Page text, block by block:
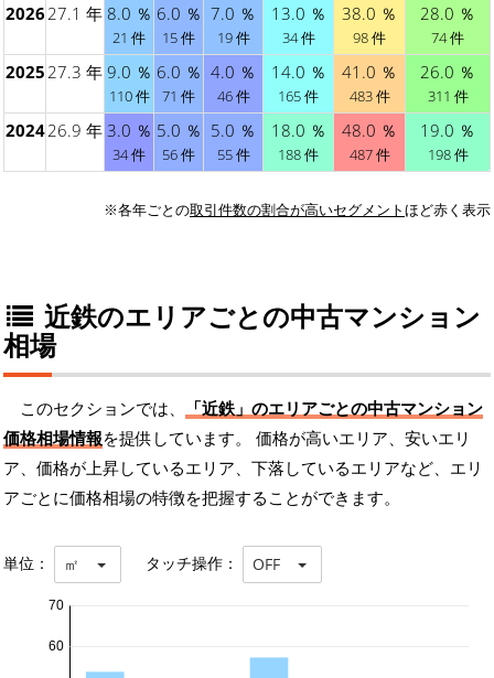
202627.1 年 8.0 ％
21 件
6.0 ％
15 件
7.0 ％
19 件
13.0 ％
34 件
38.0 ％
98 件
28.0 ％
74 件
202527.3 年 9.0 ％
110 件
6.0 ％
71 件
4.0 ％
46 件
14.0 ％
165 件
41.0 ％
483 件
26.0 ％
311 件
202426.9 年 3.0 ％
34 件
5.0 ％
56 件
5.0 ％
55 件
18.0 ％
188 件
48.0 ％
487 件
19.0 ％
198 件
※各年ごとの取引件数の割合が高いセグメントほど赤く表示
近鉄のエリアごとの中古マンション
相場
このセクションでは、
「近鉄」のエリアごとの中古マンション
価格相場情報を提供しています。 価格が高いエリア、安いエリ
ア、価格が上昇しているエリア、下落しているエリアなど、エリ
アごとに価格相場の特徴を把握することができます。
単位： ㎡ タッチ操作： OFF
60
70